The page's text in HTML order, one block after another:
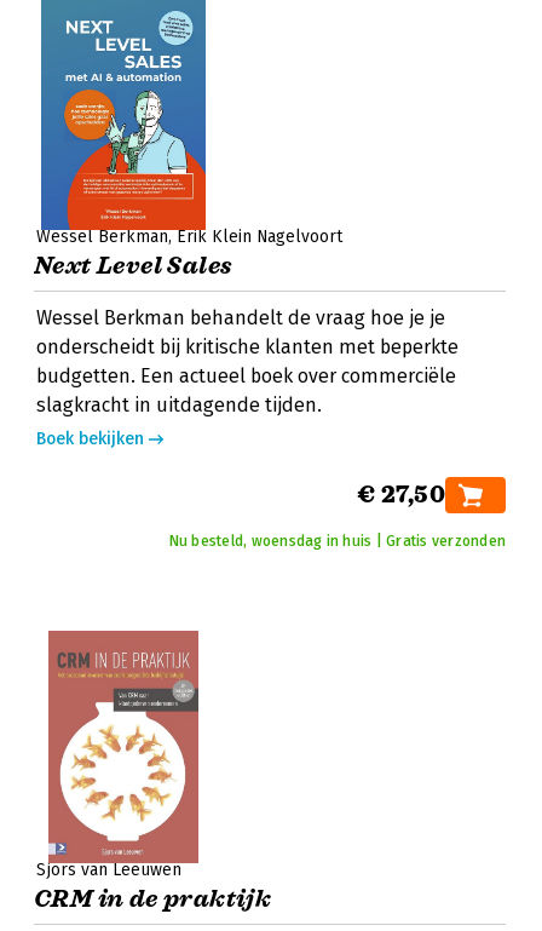
Wessel Berkman Erik Klein Nagelvoort
Next Level Sales
Wessel Berkman behandelt de vraag hoe je je
onderscheidt bij kritische klanten met beperkte
budgetten. Een actueel boek over commerciële
slagkracht in uitdagende tijden.
Boek bekijken
€ 27,50
Nu besteld, woensdag in huis | Gratis verzonden
Sjors van Leeuwen
CRM in de praktijk